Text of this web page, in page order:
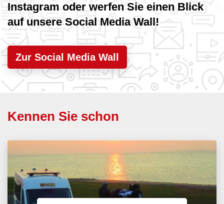
Instagram oder werfen Sie einen Blick
auf unsere Social Media Wall!
Zur Social Media Wall
Kennen Sie schon